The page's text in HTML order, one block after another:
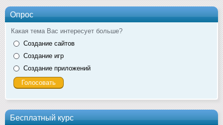
Опрос
Какая тема Вас интересует больше?
Создание сайтов
Создание игр
Создание приложений
Бесплатный курс